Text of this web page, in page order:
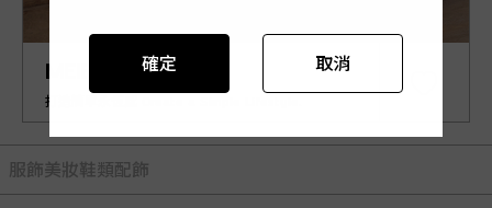
MEIER.Q
打造簡單永恆感 Create a Simple Lifestyle.
服飾美妝 鞋類配飾
確定 取消
確定 取消
確定 取消
確定 取消
確定 取消